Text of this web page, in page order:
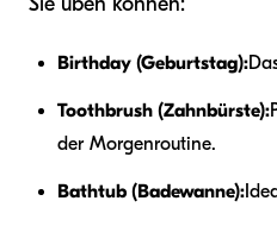
Birthday (Geburtstag):
Toothbrush (Zahnbürste):
der Morgenroutine.
Bathtub (Badewanne):